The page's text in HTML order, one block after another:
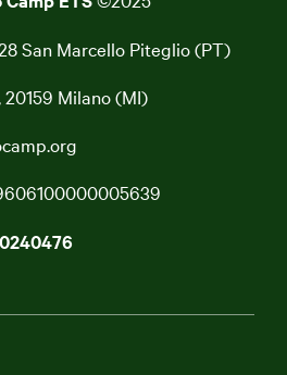
San Marcello Piteglio (PT)
Milano (MI)